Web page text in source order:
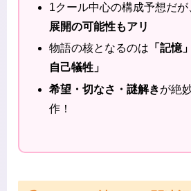
1クール中心の構成予想だが
展開の可能性もアリ
物語の核となるのは 「記憶
自己犠牲」
希望・切なさ・謎解きが絶
作！